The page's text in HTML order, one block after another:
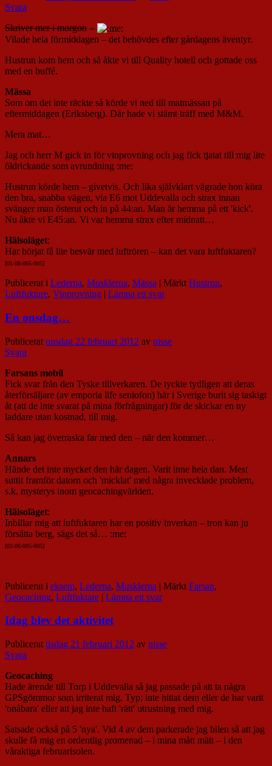
Svara
Skriver mer i morgon –
Vilade hela förmiddagen – det behövdes efter gårdagens äventyr.
Hustrun kom hem och så åkte vi till Quality hotell och gottade oss
med en buffé.
Mässa
Som om det inte räckte så körde vi ned till matmässan på
eftermiddagen (Eriksberg). Där hade vi stämt träff med M&M.
Mera mat…
Jag och herr M gick in för vinprovning och jag fick tjatat till mig lite
öldrickande som avrundning :me:
Hustrun körde hem – givetvis. Och lika självklart vägrade hon köra
den bra, snabba vägen, via E6 mot Uddevalla och strax innan
svänger man österut och in på 44:an. Man är hemma på ett 'kick'.
Nu åkte vi E45:an. Vi var hemma strax efter midnatt…
Hälsoläget:
Har börjat få lite besvär med luftrören – kan det vara luftfuktaren?
[01-08-005-005]
Publicerat i Lederna, Musklerna, Mässa | Märkt Hustrun,
Luftfuktare, Vinprovning | Lämna ett svar
En onsdag…
Publicerat onsdag 22 februari 2012 av nisse
Svara
Farsans mobil
Fick svar från den Tyske tillverkaren. De tyckte tydligen att deras
återförsäljare (av emporia life seniofon) här i Sverige burit sig taskigt
åt (att de inte svarat på mina förfrågningar) för de skickar en ny
laddare utan kostnad, till mig.
Så kan jag överraska far med den – när den kommer…
Annars
Hände det inte mycket den här dagen. Varit inne hela dan. Mest
suttit framför datorn och 'micklat' med några invecklade problem,
s.k. mysterys inom geocachingvärlden.
Hälsoläget:
Inbillar mig att luftfuktaren har en positiv inverkan – tron kan ju
försätta berg, sägs det så… :me:
[02-06-005-005]
Publicerat i eksem, Lederna, Musklerna | Märkt Farsan,
Geocaching, Luftfuktare | Lämna ett svar
Idag blev det aktivitet
Publicerat tisdag 21 februari 2012 av nisse
Svara
Geocaching
Hade ärende till Torp i Uddevalla så jag passade på att ta några
GPSgömmor som irriterat mig. Typ; inte hittat dem eller de har varit
'onåbara' eller att jag inte haft 'rätt' utrustning med mig.
Satsade också på 5 'nya'. Vid 4 av dem parkerade jag bilen så att jag
skulle få mig en ordentlig promenad – i mina mått mätt – i den
våraktiga februarisolen.